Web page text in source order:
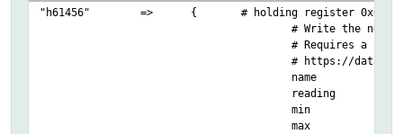
"h61456" => {
# holding register 0x0014
# Write the
# Requires a
# https://
name
reading
min
max